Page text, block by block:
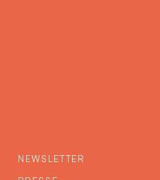
NEWSLETTER